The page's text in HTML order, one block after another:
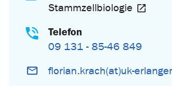
Stammzellbiologie
Telefon
09 131 - 85-46 849
florian.krach(at)uk-